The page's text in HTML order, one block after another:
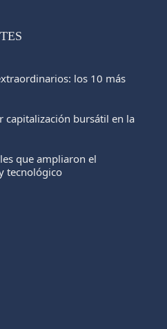
los 10 más
capitalización bursátil en la
que ampliaron el
tecnológico